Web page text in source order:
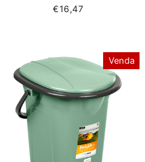
€16,47
Venda